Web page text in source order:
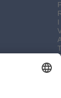
I